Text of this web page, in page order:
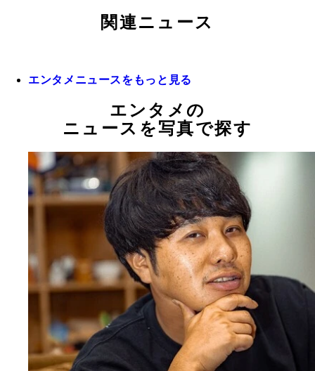
関連ニュース
エンタメニュースをもっと見る
エンタメの
ニュースを写真で探す